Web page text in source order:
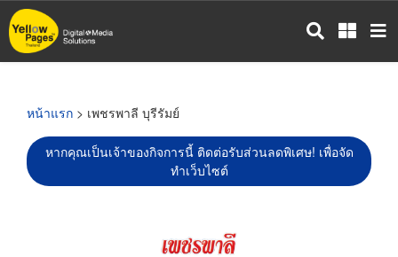
ข้าม
ไป
หน้าแรก > เพชรพาลี บุรีรัมย์
หากคุณเป็นเจ้าของกิจการนี้ ติดต่อรับส่วนลดพิเศษ! เพื่อจัด
ทำเว็บไซต์